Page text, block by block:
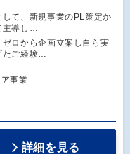
して、新規事業のPL策定か
主導し…
ゼロから企画立案し自ら実
たご経験…
事業
詳細を見る